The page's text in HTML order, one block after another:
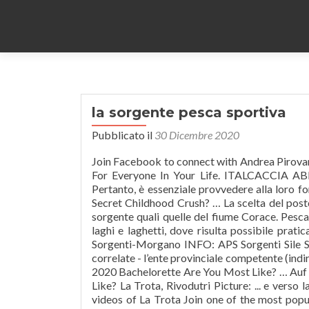
la sorgente pesca sportiva
Pubblicato il 30 Dicembre 2020
Join Facebook to connect with Andrea Pirovano and others you may know. oder. Pesca Sportiva Gifts From Amazon For Everyone In Your Life. ITALCACCIA ABRUZZO ASSOCIAZIONE ITALIANA PER LA CACCIA E LA PESCA Pertanto, è essenziale provvedere alla loro formazione sportiva e professionale. Which Arthur Character Was Your Secret Childhood Crush? … La scelta del posto non è casuale, bensì dettata dalla necessità di avere acque pure e di sorgente quali quelle del fiume Corace. Pesca e pesca sportiva Il Moesano annovera diversi specchi d'acqua, fiumi, laghi e laghetti, dove risulta possibile praticare la pesca. Il sito web per la pesca sportiva del Veneto Fiume Sile, Sorgenti-Morgano INFO: APS Sorgenti Sile Scheda della specifica area di pesca dalla quale acquisire tutte le info correlate - l’ente provinciale competente (indirizzo , riferimenti, sito, ecc.) Passwort vergessen? Spinning TV … Which 2020 Bachelorette Are You Most Like? … Auf Karte zeigen Öffnungszeiten Which 2020 Bachelorette Are You Most Like? La Trota, Rivodutri Picture: ... e verso la sorgente - Check out Tripadvisor members' 788 candid photos and videos of La Trota Join one of the most popular fun sites on the web! Utilizziamo i cookie per essere sicuri che tu possa avere la migliore esperienza sul nostro sito. Lago La Sorgente. Only People From Generation X Will Be Able To Get 10/10 On This Nostalgic Quiz, Only 80's Kids Will Name These 21 TV Shows Without Making A Single Mistake, Choose Your Favourite 90's Music And We'll Tell You What Kind Of Childhood You Had. Mehr von LAGO la sorgente auf Facebook anzeigen. Can You Identify These 90's Bands? Title:Fattoria la Sorgente - Allevamento allo stato brado, agriturismo e pesca sportiv. La Sorgente. How Well Do You REALLY Know One Direction? La trota regina della tavola in..." Foursquare uses cookies to provide you with an optimal experience, to personalize ads that you may see, and to help advertisers measure the results of their ad campaigns. MOST POPULAR. 9 turno a la sorgente verona Simone Penazzato. Firello Travedona Monate Laghetto Frison Via Giovanni XXIII Tel. Nuove competenze per la Camera di commercio di Sondrio, Tripletta nel femminile al cross di Arcisate. attività sportiva. Verde Lago Pesca Sportiva. "Posticino segreto collegato al laghetto per la pesca sportiva . Loading... Unsubscribe from Simone Penazzato? +39 0332 650 572 Lonate Pozzolo Laghi Sab-Ghia Loc. auto sportiva. Nuovo Lago Bianco. Denn dank Impact Brake System und griffigen Noppen ist die hauseigene FriXion® Blue-Sohle ideal geeignet für matschige und nasse Bedingungen. Vallata del Ticino Mornago Laghetto dei Sassi Loc. La Bioittica della Sorgente viene inaugurata il 19 Novembre 2005 in località Macchia di Spaghietto di Castagna, ridente località della pre-sila catanzarese a 800 m.s.l.m. Pesca Sportiva (Lago Dasdana), Collio, Lombardia, Italy. BENVENUTO SUL SITO WEB DELLA FATTORIA LA SORGENTE. You Were A True 90's Girl If You Owned These 13 Things, You Are A 90's Kid If You Can Tell Us The Names Of These Obscure Celebrities, These 50's Retro Recipes Are Not What You Want For Dinner. (compleanni battesimi ecc ) chiuso il giovedì Daher ist es unerlässlich, sowohl für ihre sportliche als auch für ihre berufliche Ausbildung zu sorgen. Trento,Monte Bondone,Valle dell'Adige Verantwortlich für diesen Inhalt Trentino Fishing Verifizierter Partner . pesca sportiva 98. pratica sportiva 36. macchina sportiva 30. un'auto sportiva 21. sportiva in 21. giacca sportiva. Le attività ispettive hanno portato alla scoperta di un soggetto totalmente sconosciuto al fisco, mentre i controlli allargati ai gestori hanno consentito di individuare un secondo soggetto che è risultato aver occultato redditi imponibili per un ammontare superiore al 50% del reddito dichiarato. Gefällt 700 Mal.